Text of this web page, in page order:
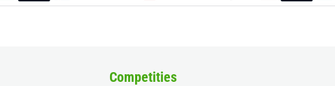
Competities